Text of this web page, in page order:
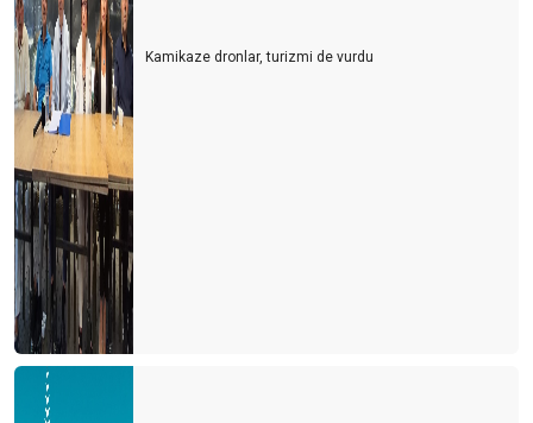
Kamikaze dronlar, turizmi de vurdu